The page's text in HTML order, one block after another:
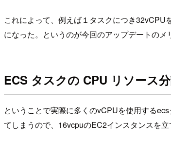
これによって、例えば１タスクにつき
になった。というのが今回のアップデートのメ
ECS タスクの CPU リソース
ということで実際に多くのvCPUを使用する
てしまうので、16vcpuのEC2インスタンスを